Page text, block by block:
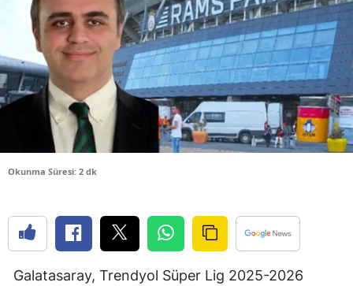
Bolu
Burdur
Bursa
Çanakkale
Denizli
Okunma Süresi: 2 dk
Galatasaray, Trendyol Süper Lig 2025-2026